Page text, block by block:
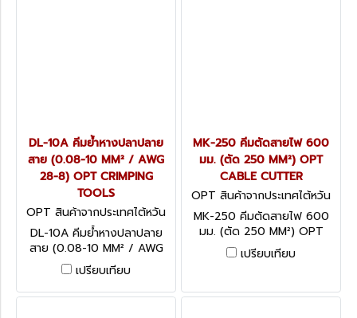
DL-10A คีมย้ำหางปลาปลาย
สาย (0.08-10 MM² / AWG
28-8) OPT CRIMPING
TOOLS
OPT สินค้าจากประเทศไต้หวัน
DL-10A
DL-10A คีมย้ำหางปลาปลาย
สาย (0.08-10 MM² / AWG
28-8) OPT CRIMPING
TOOLS
เปรียบเทียบ
MK-250 คีมตัดสายไฟ 600
มม. (ตัด 250 MM²) OPT
CABLE CUTTER
OPT สินค้าจากประเทศไต้หวัน
MK-250
MK-250 คีมตัดสายไฟ 600
มม. (ตัด 250 MM²) OPT
CABLE CUTTER
เปรียบเทียบ